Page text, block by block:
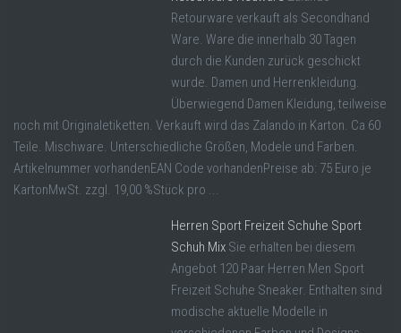
Retourware verkauft als Secondhand
Ware. Ware die innerhalb 30 Tagen
durch die Kunden zurück geschickt
wurde. Damen und Herrenkleidung.
Überwiegend Damen Kleidung, teilweise
noch mit Originaletiketten. Verkauft wird das Zalando in Karton. Ca 60
Teile. Mischware. Unterschiedliche Größen, Modele und Farben.
Artikelnummer vorhandenEAN Code vorhandenPreise ab: 75 Euro je
KartonMwSt. zzgl. 19,00 %Stück pro ...
Herren Sport Freizeit Schuhe Sport
Schuh Mix Sie erhalten bei diesem
Angebot 120 Paar Herren Men Sport
Freizeit Schuhe Sneaker. Enthalten sind
modische aktuelle Modelle in